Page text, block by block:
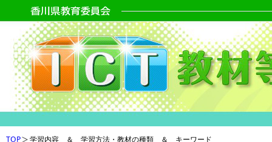
TOP 学習内容 ＆ 学習方法・教材の種類 ＆ キーワード